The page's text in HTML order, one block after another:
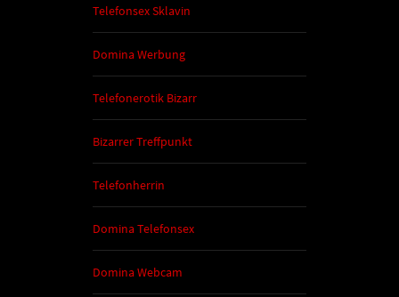
Telefonsex Sklavin
Domina Werbung
Telefonerotik Bizarr
Bizarrer Treffpunkt
Telefonherrin
Domina Telefonsex
Domina Webcam